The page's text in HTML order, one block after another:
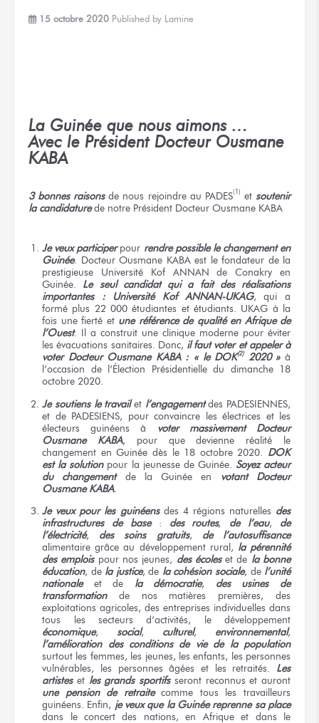
15 octobre 2020 Published by Lamine
La Guinée que nous aimons …
Avec le Président Docteur Ousmane
KABA
3 bonnes raisonsde nous rejoindre au PADES(1) etsoutenir
la candidaturede notre Président Docteur Ousmane KABA
Je veux participerpour rendre possible le changement en
Guinée. Docteur Ousmane KABA est le fondateur de la
prestigieuse Université Kof ANNAN de Conakry en
Guinée. Le seul candidat qui a fait des réalisations
importantes : Université Kof ANNAN-UKAG, qui a
formé plus 22 000 étudiantes et étudiants. UKAG à la
fois une fierté et une référence de qualité en Afrique de
l’Ouest. Il a construit une clinique moderne pour éviter
les évacuations sanitaires. Donc, il faut voter et appeler à
voter Docteur Ousmane KABA : « le DOK(2)2020 »à
l’occasion de l’Élection Présidentielle du dimanche 18
octobre 2020.
Je soutiens le travailet l’engagementdes PADESIENNES,
et de PADESIENS, pour convaincre les électrices et les
électeurs guinéens à voter massivement Docteur
Ousmane KABA, pour que devienne réalité le
changement en Guinée dès le 18 octobre 2020. DOK
est la solutionpour la jeunesse de Guinée. Soyez acteur
du changementde la Guinée en votant Docteur
Ousmane KABA.
Je veux pour les guinéensdes 4 régions naturelles des
infrastructures de base: des routes, de l’eau, de
l’électricité, des soins gratuits, de l’autosuffisance
alimentaire grâce au développement rural, la pérennité
des emploispour nos jeunes, des écoleset de la bonne
éducation, de la justice, de la cohésion sociale, de l’unité
nationaleet de la démocratie, des usines de
transformationde nos matières premières, des
exploitations agricoles, des entreprises individuelles dans
tous les secteurs d’activités, le développement
économique,social, culturel, environnemental,
l’amélioration des conditions de vie de la population
surtout les femmes, les jeunes, les enfants, les personnes
vulnérables, les personnes âgées et les retraités. Les
artisteset les grands sportifsseront reconnus et auront
une pension de retraitecomme tous les travailleurs
guinéens. Enfin, je veux que la Guinée reprenne sa place
dans le concert des nations, en Afrique et dans le